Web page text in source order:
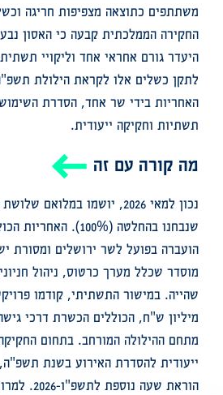
משתתפים כתוצאה מצפיפות חריגה
החקירה הממלכתית קבעה כי האסון נבע
היעדר גורם אחראי אחד וליקויי תשתית
האחריות בידי שר אחד, הסדרת
תשתיות וחקיקה ייעודית.
מה קורה עם זה
נכון למאי 2026, יושמו
שנבחנו בהחלטה (100%)
. האחריות
הועברה בפועל לשר ירושלים ומסורת
מוסדר שכלל מערך כרטוס, ניהול
שהייה.
מיליון ש"ח, הכוללים הכשרת דרכי
מתחם ההילולה המורחב. בתחום
ייעודית להסדרת האירוע בשנת
הוראת שעה נוספת לתשפ"ו-2026
.